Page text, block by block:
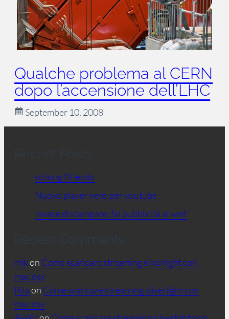
Qualche problema al CERN
dopo l’accensione dell’LHC
September 10, 2008
Recent Posts
so long ffriends
Nuovo player nero per youtube
Invece di stampare, fai pubblicità al wwf
Recent Comments
mikon Come scaricare streaming silverlight con
mac osx
Ritaon Come scaricare streaming silverlight con
mac osx